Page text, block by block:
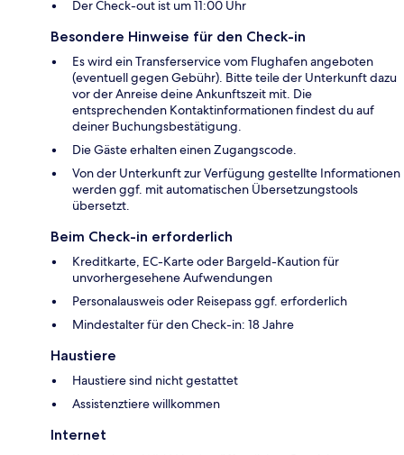
Der Check-out ist um 11:00 Uhr
Besondere Hinweise für den Check-in
Es wird ein Transferservice vom Flughafen angeboten
(eventuell gegen Gebühr). Bitte teile der Unterkunft dazu
vor der Anreise deine Ankunftszeit mit. Die
entsprechenden Kontaktinformationen findest du auf
deiner Buchungsbestätigung.
Die Gäste erhalten einen Zugangscode.
Von der Unterkunft zur Verfügung gestellte Informationen
werden ggf. mit automatischen Übersetzungstools
übersetzt.
Beim Check-in erforderlich
Kreditkarte, EC-Karte oder Bargeld-Kaution für
unvorhergesehene Aufwendungen
Personalausweis oder Reisepass ggf. erforderlich
Mindestalter für den Check-in: 18 Jahre
Haustiere
Haustiere sind nicht gestattet
Assistenztiere willkommen
Internet